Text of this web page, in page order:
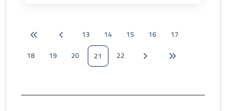
13 14 15 16
17
18
19 20 21 22